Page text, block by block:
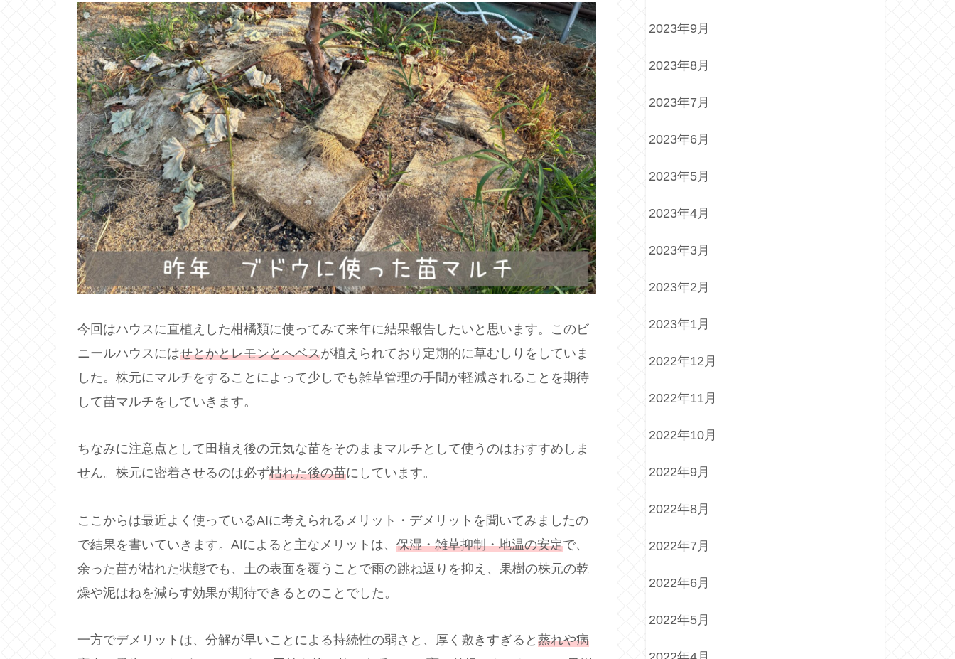
今回はハウスに直植えした柑橘類に使ってみて来年に結果報告したいと思います。このビ
ニールハウスにはせとかとレモンとへベスが植えられており定期的に草むしりをしていま
した。株元にマルチをすることによって少しでも雑草管理の手間が軽減されることを期待
して苗マルチをしていきます。
ちなみに注意点として田植え後の元気な苗をそのままマルチとして使うのはおすすめしま
せん。株元に密着させるのは必ず枯れた後の苗にしています。
ここからは最近よく使っているAIに考えられるメリット・デメリットを聞いてみましたの
で結果を書いていきます。AIによると主なメリットは、 保湿・雑草抑制・地温の安定で、
余った苗が枯れた状態でも、土の表面を覆うことで雨の跳ね返りを抑え、果樹の株元の乾
燥や泥はねを減らす効果が期待できるとのことでした。
一方でデメリットは、分解が早いことによる持続性の弱さと、厚く敷きすぎると 蒸れや病
2023年9月
2023年8月
2023年7月
2023年6月
2023年5月
2023年4月
2023年3月
2023年2月
2023年1月
2022年12月
2022年11月
2022年10月
2022年9月
2022年8月
2022年7月
2022年6月
2022年5月